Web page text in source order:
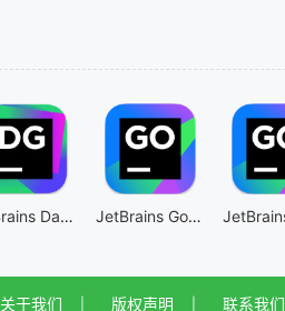
JetBrains DataGrip JetBrains GoLand intel版
关于我们 版权声明 联系我们